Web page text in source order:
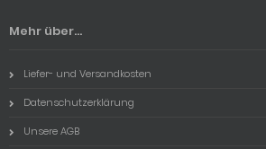
Mehr über...
Liefer- und Versandkosten
Datenschutzerklärung
Unsere AGB